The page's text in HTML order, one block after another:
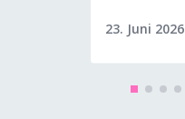
23. Juni 2026